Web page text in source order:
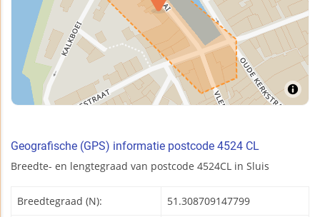
Geografische (GPS) informatie postcode 4524 CL
Breedte- en lengtegraad van postcode 4524CL in Sluis
Breedtegraad (N): 51.308709147799